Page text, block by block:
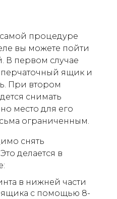
процедуре
вы можете пойти
В первом случае
перчаточный ящик и
При втором
снимать
место для его
ограниченным.
снять
делается в
в нижней части
ящика с помощью 8-